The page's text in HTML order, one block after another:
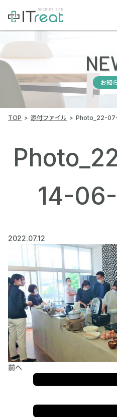
お知
TOP 添付ファイル Photo_22-
14-
2022.07.12
前へ